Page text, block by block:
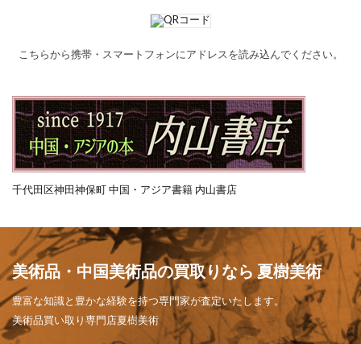
こちらから携帯・スマートフォンにアドレスを読み込んでください。
千代田区神田神保町 中国・アジア書籍 内山書店
美術品・中国美術品の買取りなら 夏樹美術
豊富な知識と豊かな経験を持つ専門家が査定いたします。
美術品買い取り専門店夏樹美術